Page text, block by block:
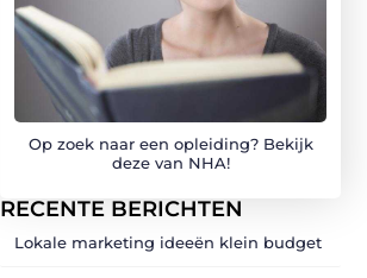
Op zoek naar een opleiding? Bekijk
deze van NHA!
RECENTE BERICHTEN
Lokale marketing ideeën klein budget